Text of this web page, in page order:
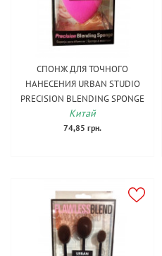
СПОНЖ ДЛЯ ТОЧНОГО
НАНЕСЕНИЯ URBAN STUDIO
PRECISION BLENDING SPONGE
Китай
74,85 грн.